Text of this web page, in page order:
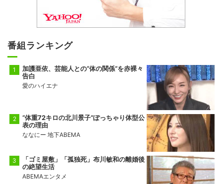
番組ランキング
加護亜依、芸能人との“体の関係”を赤裸々
告白
愛のハイエナ
“体重72キロの北川景子”ぽっちゃり体型公
表の理由
ななにー 地下ABEMA
「ゴミ屋敷」「孤独死」布川敏和の離婚後
の絶望生活
ABEMAエンタメ